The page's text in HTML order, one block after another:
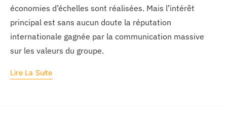
économies d’échelles sont réalisées. Mais l’intérêt
principal est sans aucun doute la réputation
internationale gagnée par la communication massive
sur les valeurs du groupe.
Lire La Suite